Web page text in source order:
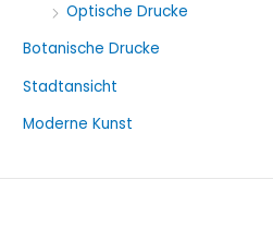
h
Optische Drucke
Botanische Drucke
Stadtansicht
Moderne Kunst